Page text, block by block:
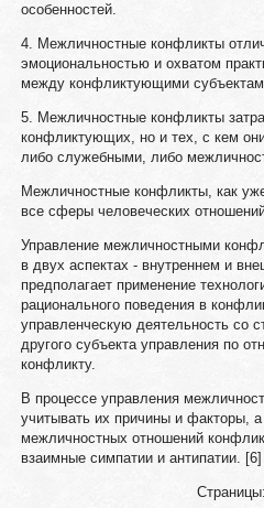
особенностей.
4. Межличностные конфликты
эмоциональностью и охватом
между конфликтующими
5. Межличностные конфликты
конфликтующих, но и тех, с кем
либо служебными, либо
Межличностные конфликты, как
все сферы человеческих
Управление межличностными
в двух аспектах - внутреннем и
предполагает применение
рационального поведения в
управленческую деятельность со
другого субъекта управления по
конфликту.
В процессе управления
учитывать их причины и факторы, а
межличностных отношений
взаимные симпатии и антипатии. [6]
Страницы: